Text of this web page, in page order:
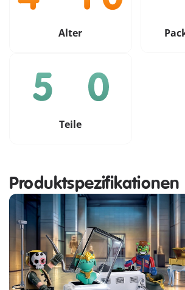
Alter
Teile
Produktspezifikationen